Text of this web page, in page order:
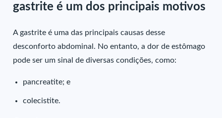
gastrite é um dos principais motivos
A gastrite é uma das principais causas desse
desconforto abdominal . No entanto, a dor de estômago
pode ser um sinal de diversas condições, como:
pancreatite; e
colecistite.